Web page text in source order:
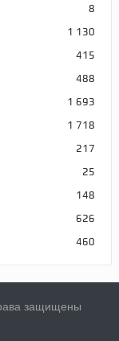
8
1 130
415
488
1 693
1 718
217
25
148
626
460
защищены